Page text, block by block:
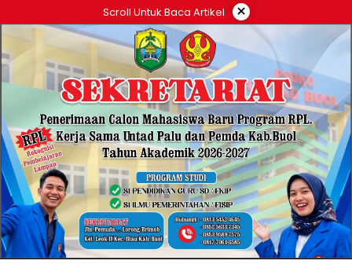
ke
konten
Scroll Untuk Baca Artikel ×